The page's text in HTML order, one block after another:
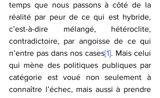
temps que nous passons à côté de la
réalité par peur de ce qui est hybride,
c’est-à-dire mélangé, hétéroclite,
contradictoire, par angoisse de ce qui
n’entre pas dans nos cases[1]. Mais celui
qui mène des politiques publiques par
catégorie est voué non seulement à
connaître l’échec, mais aussi à prendre